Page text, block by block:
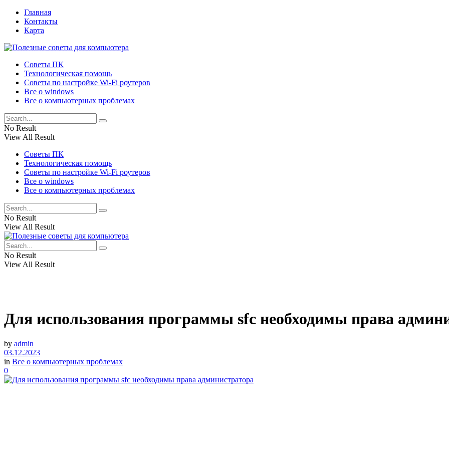
Главная
Контакты
Карта
Советы ПК
Технологическая помощь
Советы по настройке Wi-Fi роутеров
Все о windows
Все о компьютерных проблемах
No Result
View All Result
Советы ПК
Технологическая помощь
Советы по настройке Wi-Fi роутеров
Все о windows
Все о компьютерных проблемах
No Result
View All Result
No Result
View All Result
Для использования программы sfc необходимы права
by admin
03.12.2023
in Все о компьютерных проблемах
0